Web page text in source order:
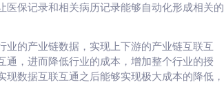
保记录和相关病历记录能够自动化形成相关的
的产业链数据，实现上下游的产业链互联互
，进而降低行业的成本，增加整个行业的授
数据互联互通之后能够实现极大成本的降低，